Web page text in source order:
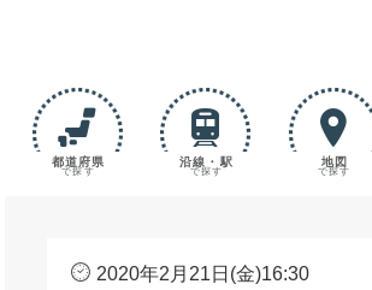
都道府県
で探す
沿線・駅
で探す
地図
で探す
2020年2月21日(金)16:30